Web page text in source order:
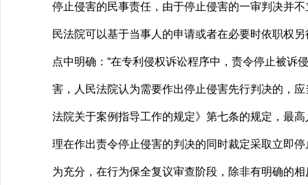
停止侵害的民事责任，由于停止侵害的一审判决并
民法院可以基于当事人的申请或者在必要时依职权
点中明确：“在专利侵权诉讼程序中，责令停止被
害，人民法院认为需要作出停止侵害先行判决的，
法院关于案例指导工作的规定》第七条的规定，最
理在作出责令停止侵害的判决的同时裁定采取立即
为充分，在行为保全复议审查阶段，除非有明确的